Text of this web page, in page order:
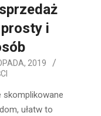
i
2019
ułatw to